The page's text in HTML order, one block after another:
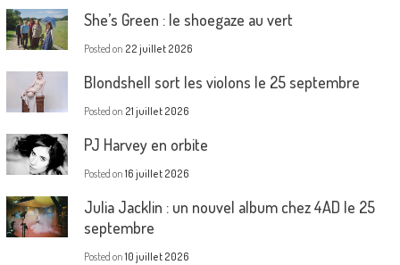
She’s Green : le shoegaze au vert
Posted on 22 juillet 2026
Blondshell sort les violons le 25 septembre
Posted on 21 juillet 2026
PJ Harvey en orbite
Posted on 16 juillet 2026
Julia Jacklin : un nouvel album chez 4AD le 25
septembre
Posted on 10 juillet 2026